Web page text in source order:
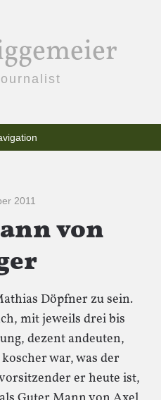
2011
von
Döpfner zu sein.
mit jeweils drei bis
dezent andeuten,
war, was der
er heute ist,